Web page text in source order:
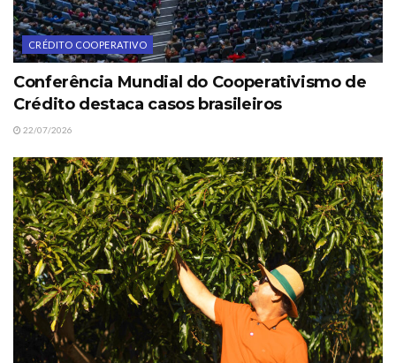
CRÉDITO COOPERATIVO
Conferência Mundial do Cooperativismo de
Crédito destaca casos brasileiros
22/07/2026